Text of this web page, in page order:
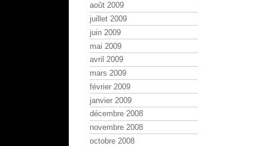
août 2009
juillet 2009
juin 2009
mai 2009
avril 2009
mars 2009
février 2009
janvier 2009
décembre 2008
novembre 2008
octobre 2008